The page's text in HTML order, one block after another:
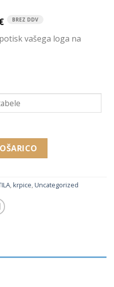
BREZ DDV
vašega loga na
(100 x 100 mm) količina
krpice Uncategorized